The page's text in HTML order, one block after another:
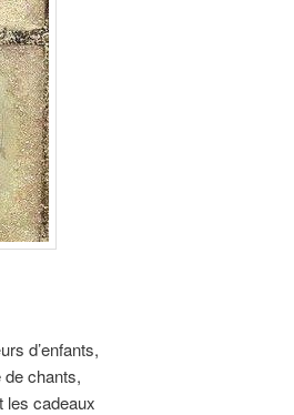
d’enfants,
chants,
les cadeaux